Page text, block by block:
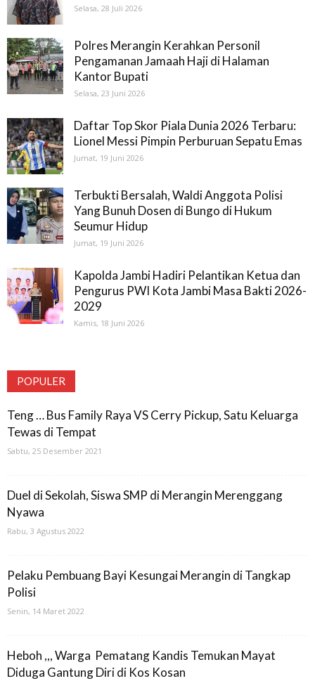
Selasa, 28 Juli 2026
Polres Merangin Kerahkan Personil
Pengamanan Jamaah Haji di Halaman
Kantor Bupati
Selasa, 23 Juni 2026
Daftar Top Skor Piala Dunia 2026 Terbaru:
Lionel Messi Pimpin Perburuan Sepatu Emas
Jumat, 19 Juni 2026
Terbukti Bersalah, Waldi Anggota Polisi
Yang Bunuh Dosen di Bungo di Hukum
Seumur Hidup
Jumat, 19 Juni 2026
Kapolda Jambi Hadiri Pelantikan Ketua dan
Pengurus PWI Kota Jambi Masa Bakti 2026-
2029
Kamis, 18 Juni 2026
POPULER
Teng … Bus Family Raya VS Cerry Pickup, Satu Keluarga
Tewas di Tempat
Sabtu, 25 Desember 2021
Duel di Sekolah, Siswa SMP di Merangin Merenggang
Nyawa
Rabu, 3 Agustus 2022
Pelaku Pembuang Bayi Kesungai Merangin di Tangkap
Polisi
Senin, 14 Maret 2022
Heboh ,,, Warga Pematang Kandis Temukan Mayat
Diduga Gantung Diri di Kos Kosan